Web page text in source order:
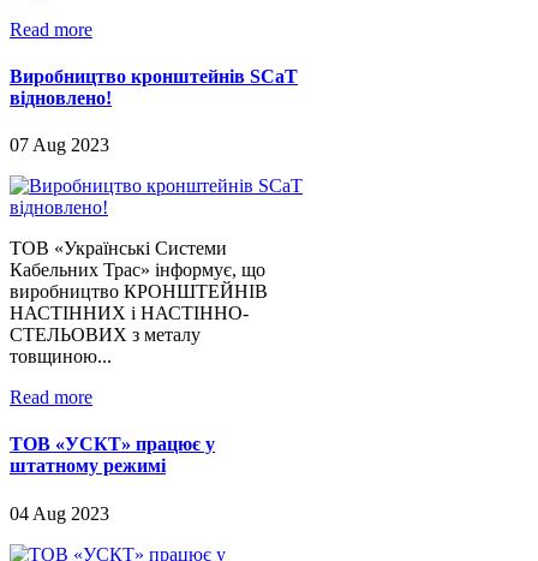
Read more
Виробництво кронштейнів SCaT
відновлено!
07 Aug 2023
ТОВ «Українські Системи
Кабельних Трас» інформує, що
виробництво КРОНШТЕЙНІВ
НАСТІННИХ і НАСТІННО-
СТЕЛЬОВИХ з металу
товщиною...
Read more
ТОВ «УСКТ» працює у
штатному режимі
04 Aug 2023